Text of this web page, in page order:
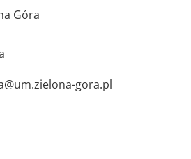
Góra
gora.pl